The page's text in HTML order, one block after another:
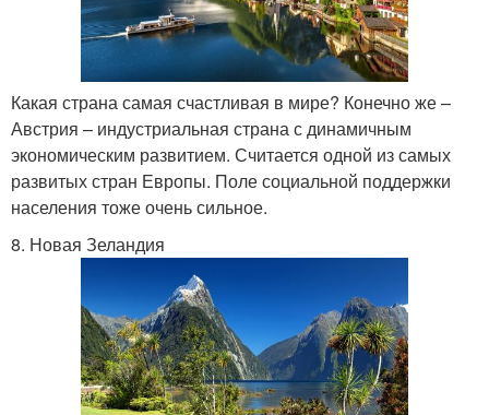
Какая страна самая счастливая в мире? Конечно же –
Австрия – индустриальная страна с динамичным
экономическим развитием. Считается одной из самых
развитых стран Европы. Поле социальной поддержки
населения тоже очень сильное.
8. Новая Зеландия